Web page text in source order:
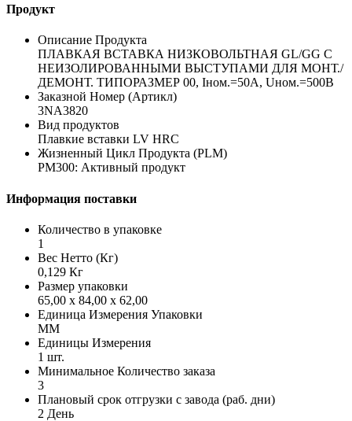
Продукт
Описание Продукта
ПЛАВКАЯ ВСТАВКА НИЗКОВОЛЬТНАЯ GL/GG С
НЕИЗОЛИРОВАННЫМИ ВЫСТУПАМИ ДЛЯ МОНТ./
ДЕМОНТ. ТИПОРАЗМЕР 00, Iном.=50A, Uном.=500В
Заказной Номер (Артикл)
3NA3820
Вид продуктов
Плавкие вставки LV HRC
Жизненный Цикл Продукта (PLM)
PM300: Активный продукт
Информация поставки
Количество в упаковке
1
Вес Нетто (Кг)
0,129 Кг
Размер упаковки
65,00 x 84,00 x 62,00
Единица Измерения Упаковки
MM
Единицы Измерения
1 шт.
Минимальное Количество заказа
3
Плановый срок отгрузки с завода (раб. дни)
2 День